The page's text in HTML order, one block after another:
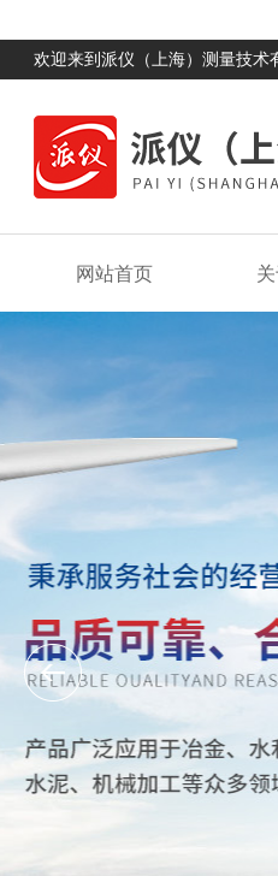
欢迎来到派仪（上海）测量技术
网站首页